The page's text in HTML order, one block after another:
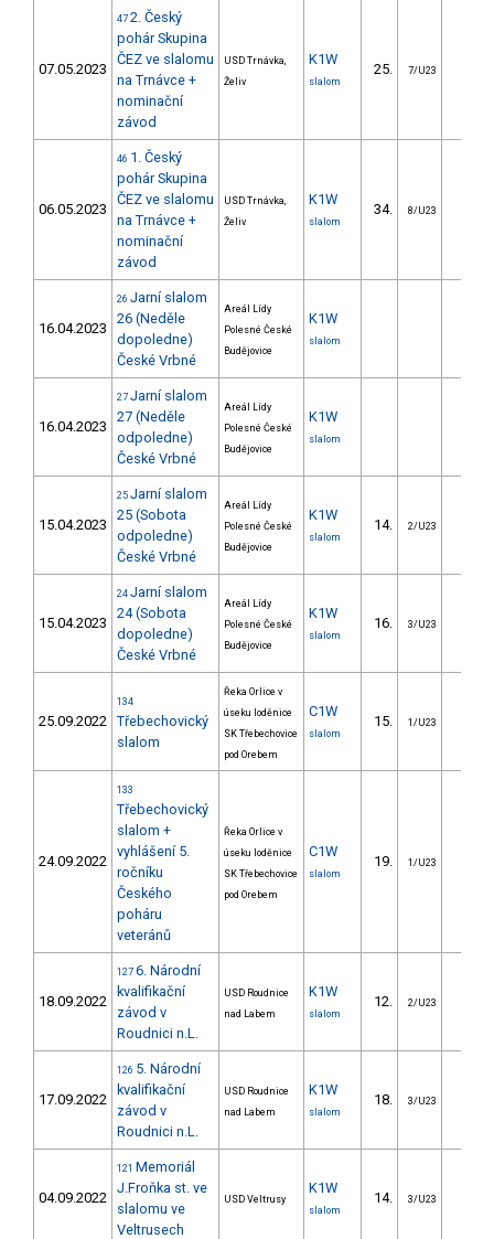
07.05.2023
47 2. Český
pohár Skupina
ČEZ ve slalomu
na Trnávce +
nominační
závod
USD Trnávka,
Želiv
K1W
slalom
25. 7/U23
06.05.2023
46 1. Český
pohár Skupina
ČEZ ve slalomu
na Trnávce +
nominační
závod
USD Trnávka,
Želiv
K1W
slalom
34. 8/U23
16.04.2023
26 Jarní slalom
26 (Neděle
dopoledne)
České Vrbné
Areál Lídy
Polesné České
Budějovice
K1W
slalom
16.04.2023
27 Jarní slalom
27 (Neděle
odpoledne)
České Vrbné
Areál Lídy
Polesné České
Budějovice
K1W
slalom
15.04.2023
25 Jarní slalom
25 (Sobota
odpoledne)
České Vrbné
Areál Lídy
Polesné České
Budějovice
K1W
slalom
14. 2/U23
15.04.2023
24 Jarní slalom
24 (Sobota
dopoledne)
České Vrbné
Areál Lídy
Polesné České
Budějovice
K1W
slalom
16. 3/U23
25.09.2022
134
Třebechovický
slalom
Řeka Orlice v
úseku loděnice
SK Třebechovice
pod Orebem
C1W
slalom
15. 1/U23
24.09.2022
133
Třebechovický
slalom +
vyhlášení 5.
ročníku
Českého
poháru
veteránů
Řeka Orlice v
úseku loděnice
SK Třebechovice
pod Orebem
C1W
slalom
19. 1/U23
18.09.2022
127 6. Národní
kvalifikační
závod v
Roudnici n.L.
USD Roudnice
nad Labem
K1W
slalom
12. 2/U23
17.09.2022
126 5. Národní
kvalifikační
závod v
Roudnici n.L.
USD Roudnice
nad Labem
K1W
slalom
18. 3/U23
04.09.2022
121 Memoriál
J.Froňka st. ve
slalomu ve
Veltrusech
USD Veltrusy
K1W
slalom
14. 3/U23